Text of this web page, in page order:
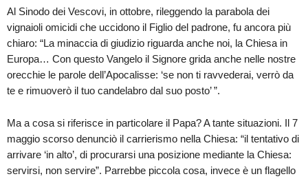
Al Sinodo dei Vescovi, in ottobre, rileggendo la parabola dei
vignaioli omicidi che uccidono il Figlio del padrone, fu ancora più
chiaro: “La minaccia di giudizio riguarda anche noi, la Chiesa in
Europa… Con questo Vangelo il Signore grida anche nelle nostre
orecchie le parole dell’Apocalisse: ‘se non ti ravvederai, verrò da
te e rimuoverò il tuo candelabro dal suo posto’ ”.
Ma a cosa si riferisce in particolare il Papa? A tante situazioni. Il 7
maggio scorso denunciò il carrierismo nella Chiesa: “il tentativo di
arrivare ‘in alto’, di procurarsi una posizione mediante la Chiesa:
servirsi, non servire”. Parrebbe piccola cosa, invece è un flagello